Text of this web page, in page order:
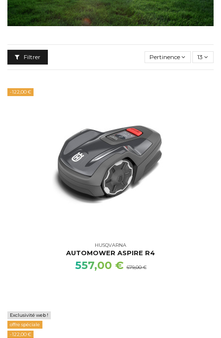
Filtrer Pertinence 13
-122,00 €
HUSQVARNA
AUTOMOWER ASPIRE R4
557,00 €679,00 €
Exclusivité web !
offre spéciale
-122,00 €